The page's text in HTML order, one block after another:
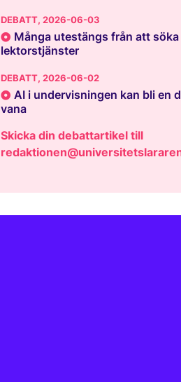
DEBATT, 2026-06-03
Många utestängs från att söka
lektorstjänster
DEBATT, 2026-06-02
AI i undervisningen kan bli en
vana
Skicka din debattartikel till